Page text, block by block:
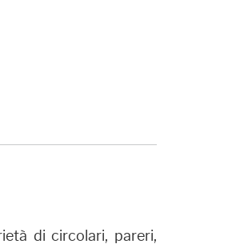
di circolari, pareri,